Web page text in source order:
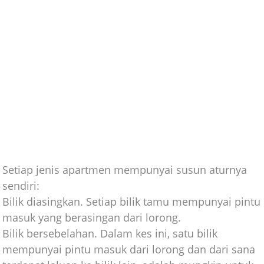
Setiap jenis apartmen mempunyai susun aturnya
sendiri:
Bilik diasingkan. Setiap bilik tamu mempunyai pintu
masuk yang berasingan dari lorong.
Bilik bersebelahan. Dalam kes ini, satu bilik
mempunyai pintu masuk dari lorong dan dari sana